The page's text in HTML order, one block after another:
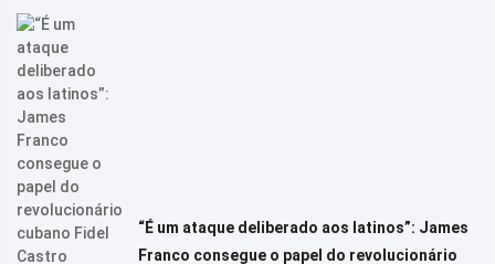
“É um ataque deliberado aos latinos”: James
Franco consegue o papel do revolucionário